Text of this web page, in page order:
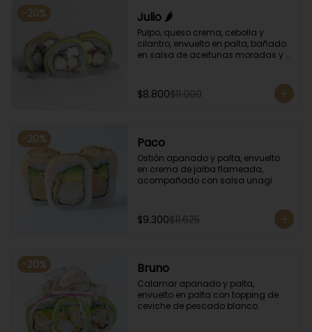
-20% Julio 🌶️
Pulpo, queso crema, cebolla y
cilantro, envuelto en palta, bañado
en salsa de aceitunas moradas y
$8.800$11.000
-20% Paco
Ostión apanado y palta, envuelto
en crema de jaiba flameada,
acompañado con salsa unagi.
$9.300$11.625
-20% Bruno
Calamar apanado y palta,
envuelto en palta con topping de
ceviche de pescado blanco.